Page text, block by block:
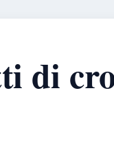
di